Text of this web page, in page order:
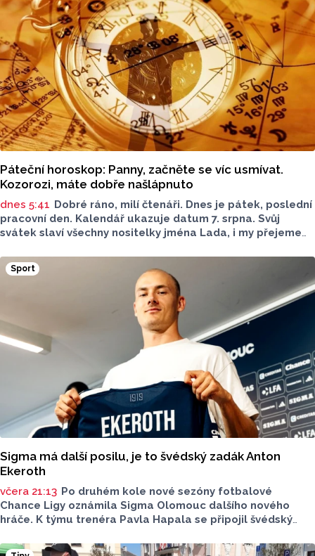
Páteční horoskop: Panny, začněte se víc usmívat.
Kozorozi, máte dobře našlápnuto
dnes 5:41 Dobré ráno, milí čtenáři. Dnes je pátek, poslední
pracovní den. Kalendář ukazuje datum 7. srpna. Svůj
svátek slaví všechny nositelky jména Lada, i my přejeme
Sport
Sigma má další posilu, je to švédský zadák Anton
Ekeroth
včera 21:13 Po druhém kole nové sezóny fotbalové
Chance Ligy oznámila Sigma Olomouc dalšího nového
hráče. K týmu trenéra Pavla Hapala se připojil švédský
z norského HamKamu. Sigma to uvedla na svém webu,